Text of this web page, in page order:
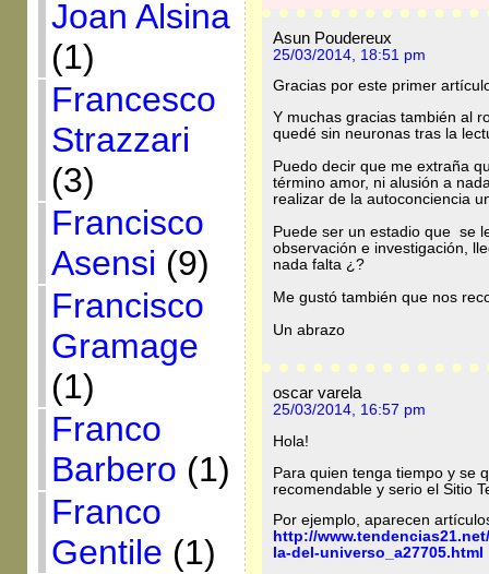
Joan Alsina
(1)
Francesco
Strazzari
(3)
Francisco
Asensi (9)
Francisco
Gramage
(1)
Franco
Barbero (1)
Franco
Gentile (1)
Asun Poudereux
25/03/2014, 18:51 pm
Gracias por este primer
Y muchas gracias también al
quedé sin neuronas tras la
Puedo decir que me extraña
término amor, ni alusión a
realizar de la autoconciencia
Puede ser un estadio que se
observación e investigación,
nada falta ¿?
Me gustó también que nos
Un abrazo
oscar varela
25/03/2014, 16:57 pm
Hola!
Para quien tenga tiempo y se
recomendable y serio el Sitio
Por ejemplo, aparecen
http://
la-del-universo_a27705.html